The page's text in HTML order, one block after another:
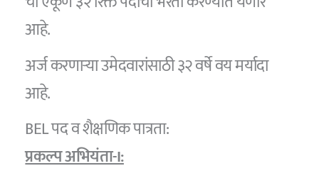
आहे.
अर्ज करणाऱ्या उमेदवारांसाठी ३२ वर्षे वय मर्यादा
आहे.
BEL पद व शैक्षणिक पात्रता:
प्रकल्प अभियंता-I: